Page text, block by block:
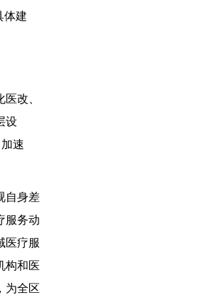
体建
改、
设
速
自身差
服务动
医疗服
构和医
为全区